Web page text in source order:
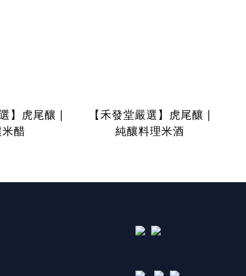
】虎尾釀 |
醋
【禾發堂嚴選】虎尾釀 |
純釀料理米酒